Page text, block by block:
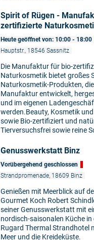
Spirit of Rügen -
zertifizierte
Heute geöffnet von: 10:00 - 18:00
Hauptstr., 18546 Sassnitz
Die Manufaktur für bio-
Naturkosmetik bietet großes
Naturkosmetik-Produkten,
Manufaktur entwickelt,
und im eigenen
werden.Beauty, Kosmetik
sowie Bio-zertifiziert und
Tierversuchsfrei sowie reine
Genusswerkstatt Binz
Vorübergehend geschlossen
Strandpromenade, 18609 Binz
Genießen mit Meerblick auf
Gourmet Koch Robert
seiner Genusswerkstatt mit
nordisch-saisonalen Küche in
Rugard Thermal Strandhotel
Meer und die Kreideküste.